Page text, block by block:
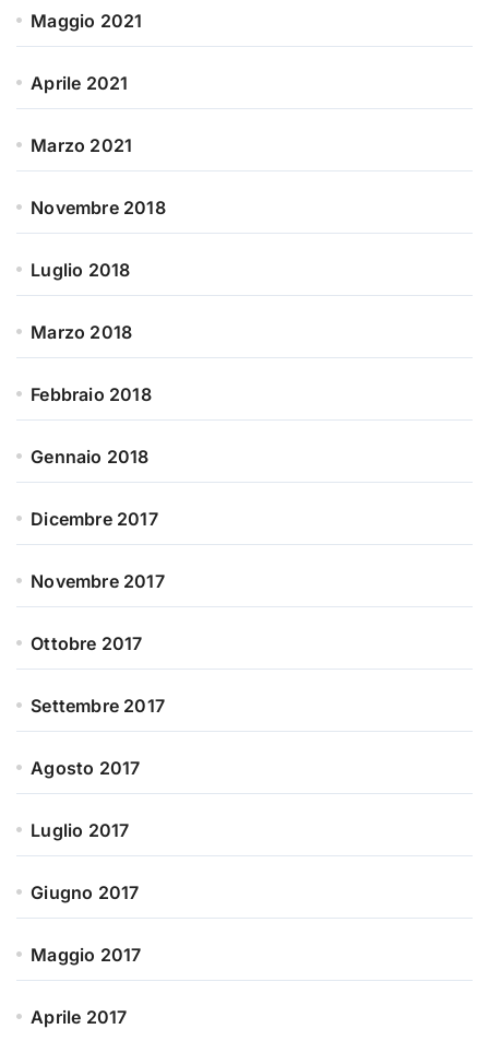
Maggio 2021
Aprile 2021
Marzo 2021
Novembre 2018
Luglio 2018
Marzo 2018
Febbraio 2018
Gennaio 2018
Dicembre 2017
Novembre 2017
Ottobre 2017
Settembre 2017
Agosto 2017
Luglio 2017
Giugno 2017
Maggio 2017
Aprile 2017